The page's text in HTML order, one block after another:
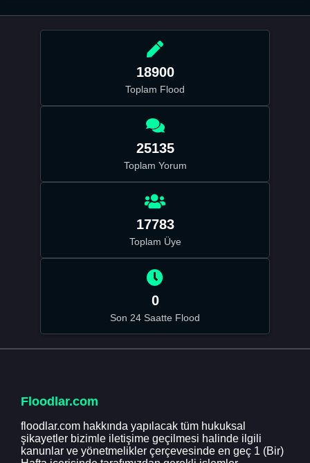
18900
Toplam Flood
25135
Toplam Yorum
17783
Toplam Üye
0
Son 24 Saatte Flood
Floodlar.com
floodlar.com hakkında yapılacak tüm hukuksal
şikayetler bizimle iletişime geçilmesi halinde ilgili
kanunlar ve yönetmelikler çerçevesinde en geç 1 (Bir)